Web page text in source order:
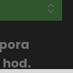
hod.